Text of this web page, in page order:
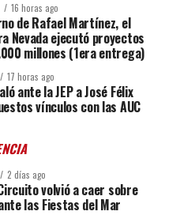
16 horas ago
de Rafael Martínez, el
Nevada ejecutó proyectos
millones (1era entrega)
17 horas ago
ante la JEP a José Félix
vínculos con las AUC
2 días ago
volvió a caer sobre
las Fiestas del Mar